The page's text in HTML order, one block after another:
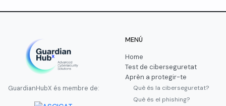
GuardianHubX és membre de:
MENÚ
Home
Test de ciberseguretat
Aprèn a protegir-te
Què és la ciberseguretat?
Què és el phishing?